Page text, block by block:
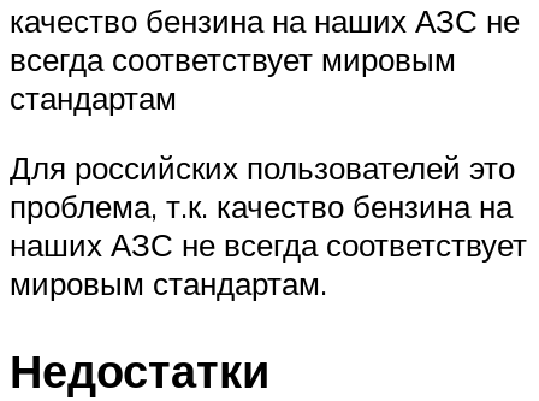
качество бензина на наших АЗС не
всегда соответствует мировым
стандартам
Для российских пользователей это
проблема, т.к. качество бензина на
наших АЗС не всегда соответствует
мировым стандартам.
Недостатки